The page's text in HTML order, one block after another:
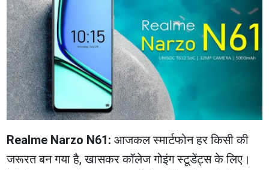
Realme Narzo N61: आजकल स्मार्टफोन हर किसी की
जरूरत बन गया है, खासकर कॉलेज गोइंग स्टूडेंट्स के लिए।